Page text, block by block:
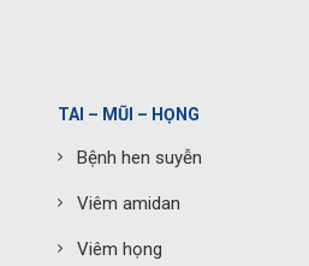
TAI – MŨI – HỌNG
Bệnh hen suyễn
Viêm amidan
Viêm họng